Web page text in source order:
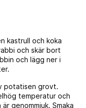
kastrull och koka
och skär bort
och lägg ner i
potatisen grovt.
temperatur och
genommjuk. Smaka